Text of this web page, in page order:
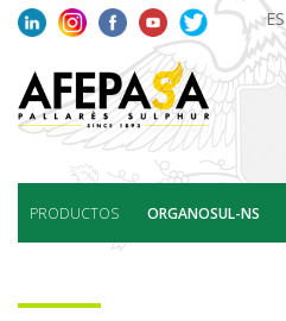
ES
PRODUCTOS ORGANOSUL-NS